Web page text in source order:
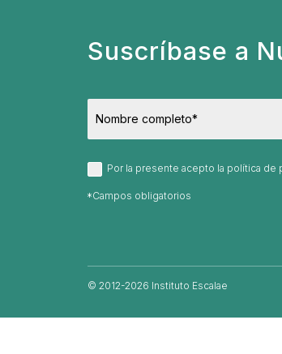
Suscríbase a
Por la presente acepto la política
© 2012-2026 Instituto Escalae